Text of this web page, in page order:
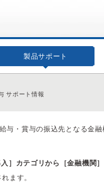
製品サポート
サポート情報
与・賞与の振込先となる金
］カテゴリから［金融機関］
ます。